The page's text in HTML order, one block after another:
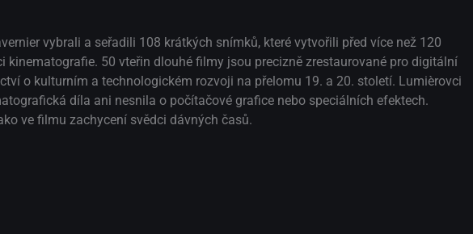
vybrali a seřadili 108 krátkých snímků, které vytvořili před více než 120
kinematografie. 50 vteřin dlouhé filmy jsou precizně zrestaurované pro digitální
o kulturním a technologickém rozvoji na přelomu 19. a 20. století. Lumièrovci
díla ani nesnila o počítačové grafice nebo speciálních efektech.
ve filmu zachycení svědci dávných časů.